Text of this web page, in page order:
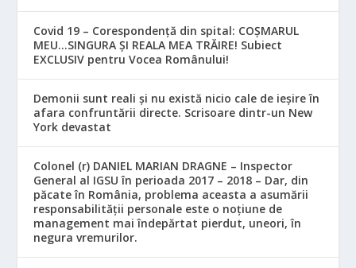
Covid 19 – Corespondență din spital: COȘMARUL
MEU…SINGURA ȘI REALA MEA TRĂIRE! Subiect
EXCLUSIV pentru Vocea Românului!
Demonii sunt reali și nu există nicio cale de ieșire în
afara confruntării directe. Scrisoare dintr-un New
York devastat
Colonel (r) DANIEL MARIAN DRAGNE – Inspector
General al IGSU în perioada 2017 – 2018 – Dar, din
păcate în România, problema aceasta a asumării
responsabilităţii personale este o noţiune de
management mai îndepărtat pierdut, uneori, în
negura vremurilor.